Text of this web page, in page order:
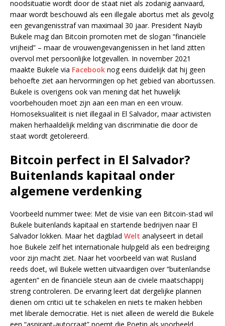
noodsituatie wordt door de staat niet als zodanig aanvaard,
maar wordt beschouwd als een illegale abortus met als gevolg
een gevangenisstraf van maximaal 30 jaar. President Nayib
Bukele mag dan Bitcoin promoten met de slogan “financiële
vrijheid” – maar de vrouwengevangenissen in het land zitten
overvol met persoonlijke lotgevallen. In november 2021
maakte Bukele via Facebook nog eens duidelijk dat hij geen
behoefte ziet aan hervormingen op het gebied van abortussen.
Bukele is overigens ook van mening dat het huwelijk
voorbehouden moet zijn aan een man en een vrouw.
Homoseksualiteit is niet illegaal in El Salvador, maar activisten
maken herhaaldelijk melding van discriminatie die door de
staat wordt getolereerd.
Bitcoin perfect in El Salvador?
Buitenlands kapitaal onder
algemene verdenking
Voorbeeld nummer twee: Met de visie van een Bitcoin-stad wil
Bukele buitenlands kapitaal en startende bedrijven naar El
Salvador lokken. Maar het dagblad Welt analyseert in detail
hoe Bukele zelf het internationale hulpgeld als een bedreiging
voor zijn macht ziet. Naar het voorbeeld van wat Rusland
reeds doet, wil Bukele wetten uitvaardigen over “buitenlandse
agenten” en de financiële steun aan de civiele maatschappij
streng controleren. De ervaring leert dat dergelijke plannen
dienen om critici uit te schakelen en niets te maken hebben
met liberale democratie. Het is niet alleen de wereld die Bukele